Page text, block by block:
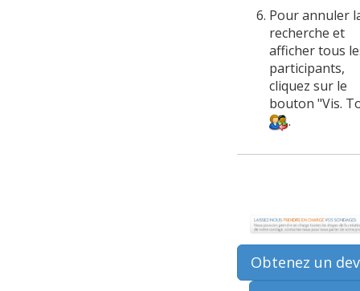
Pour annuler
recherche et
afficher tous
participants,
cliquez sur le
bouton "Vis.
.
Obtenez un